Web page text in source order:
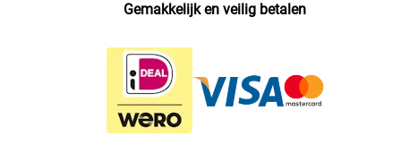
Gemakkelijk en veilig betalen